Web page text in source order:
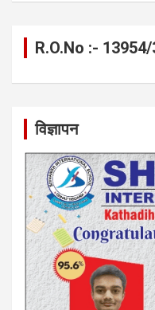
R.O.No :-
विज्ञापन